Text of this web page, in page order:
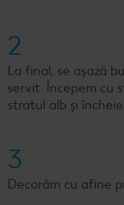
2
La final, se așază
servit. Începem cu
stratul alb și
3
Decorăm cu afine